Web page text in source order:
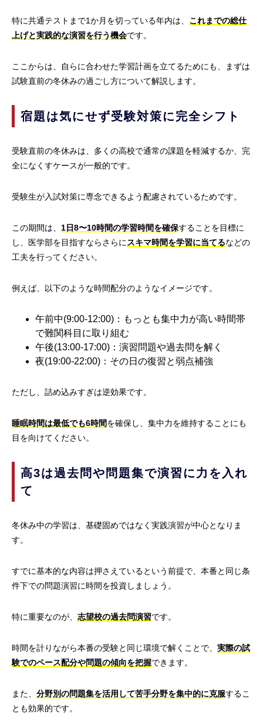
特に共通テストまで1か月を切っている年内は、 これまでの総仕
上げと実践的な演習を行う機会です。
ここからは、自らに合わせた学習計画を立てるためにも、まずは
試験直前の冬休みの過ごし方について解説します。
宿題は気にせず受験対策に完全シフト
受験直前の冬休みは、多くの高校で通常の課題を軽減するか、完
全になくすケースが一般的です。
受験生が入試対策に専念できるよう配慮されているためです。
この期間は、 1日8〜10時間の学習時間を確保することを目標に
し、医学部を目指すならさらに スキマ時間を学習に当てるなどの
工夫を行ってください。
例えば、以下のような時間配分のようなイメージです。
午前中(9:00-12:00)：もっとも集中力が高い時間帯
で難関科目に取り組む
午後(13:00-17:00)：演習問題や過去問を解く
夜(19:00-22:00)：その日の復習と弱点補強
ただし、詰め込みすぎは逆効果です。
睡眠時間は最低でも6時間を確保し、集中力を維持することにも
目を向けてください。
高3は過去問や問題集で演習に力を入れ
て
冬休み中の学習は、基礎固めではなく実践演習が中心となりま
す。
すでに基本的な内容は押さえているという前提で、本番と同じ条
件下での問題演習に時間を投資しましょう。
特に重要なのが、 志望校の過去問演習です。
時間を計りながら本番の受験と同じ環境で解くことで、 実際の試
験でのペース配分や問題の傾向を把握できます。
また、 分野別の問題集を活用して苦手分野を集中的に克服するこ
とも効果的です。